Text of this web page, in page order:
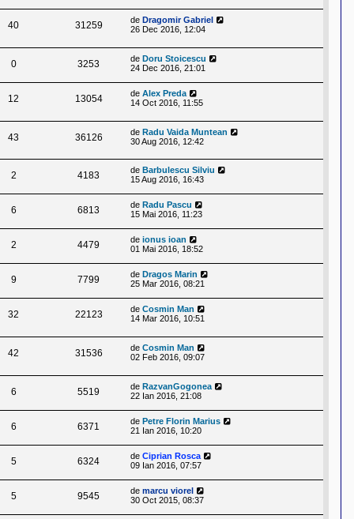
40 31259 de Dragomir Gabriel
26 Dec 2016, 12:04
0 3253 de Doru Stoicescu
24 Dec 2016, 21:01
12 13054 de Alex Preda
14 Oct 2016, 11:55
43 36126 de Radu Vaida Muntean
30 Aug 2016, 12:42
2 4183 de Barbulescu Silviu
15 Aug 2016, 16:43
6 6813 de Radu Pascu
15 Mai 2016, 11:23
2 4479 de ionus ioan
01 Mai 2016, 18:52
9 7799 de Dragos Marin
25 Mar 2016, 08:21
32 22123 de Cosmin Man
14 Mar 2016, 10:51
42 31536 de Cosmin Man
02 Feb 2016, 09:07
6 5519 de RazvanGogonea
22 Ian 2016, 21:08
6 6371 de Petre Florin Marius
21 Ian 2016, 10:20
5 6324 de Ciprian Rosca
09 Ian 2016, 07:57
5 9545 de marcu viorel
30 Oct 2015, 08:37